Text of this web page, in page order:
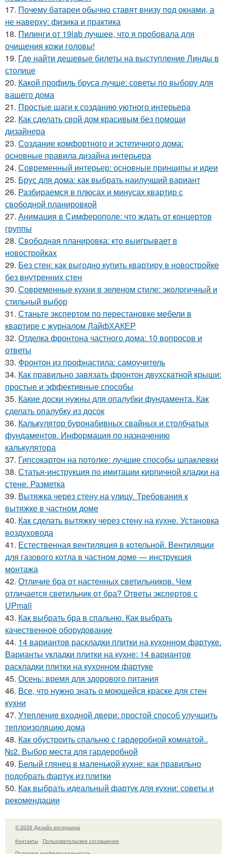
17. Почему батареи обычно ставят внизу под окнами, а
не наверху: физика и практика
18. Пилинги от 19lab лучшее, что я пробовала для
очищения кожи головы!
19. Где найти дешевые билеты на выступление Линды в
столице
20. Какой профиль бруса лучше: советы по выбору для
вашего дома
21. Простые шаги к созданию уютного интерьера
22. Как сделать свой дом красивым без помощи
дизайнера
23. Создание комфортного и эстетичного дома:
основные правила дизайна интерьера
24. Современный интерьер: основные принципы и идеи
25. Брус для дома: как выбрать наилучший вариант
26. Разбираемся в плюсах и минусах квартир с
свободной планировкой
27. Анимация в Симферополе: что ждать от концертов
группы
28. Свободная планировка: кто выигрывает в
новостройках
29. Без стен: как выгодно купить квартиру в новостройке
без внутренних стен
30. Современные кухни в зеленом стиле: экологичный и
стильный выбор
31. Станьте экспертом по перестановке мебели в
квартире с журналом ЛайфХАКЕР
32. Отделка фронтона частного дома: 10 вопросов и
ответы
33. Фронтон из профнастила: самоучитель
34. Как правильно завязать фронтон двухскатной крыши:
простые и эффективные способы
35. Какие доски нужны для опалубки фундамента. Как
сделать опалубку из досок
36. Калькулятор буронабивных свайных и столбчатых
фундаментов. Информация по назначению
калькулятора
37. Гипсокартон на потолке: лучшие способы шпаклевки
38. Статья-инструкция по имитации кирпичной кладки на
стене. Разметка
39. Вытяжка через стену на улицу. Требования к
вытяжке в частном доме
40. Как сделать вытяжку через стену на кухне. Установка
воздуховода
41. Естественная вентиляция в котельной. Вентиляции
для газового котла в частном доме — инструкция
монтажа
42. Отличие бра от настенных светильников. Чем
отличается светильник от бра? Ответы экспертов с
UPmall
43. Как выбрать бра в спальню. Как выбрать
качественное оборудование
44. 14 вариантов раскладки плитки на кухонном фартуке.
Варианты укладки плитки на кухне: 14 вариантов
раскладки плитки на кухонном фартуке
45. Осень: время для здорового питания
46. Все, что нужно знать о моющейся краске для стен
кухни
47. Утепление входной двери: простой способ улучшить
теплоизоляцию дома
48. Как обустроить спальню с гардеробной комнатой..
№2. Выбор места для гардеробной
49. Белый глянец в маленькой кухне: как правильно
подобрать фартук из плитки
50. Как выбрать идеальный фартук для кухни: советы и
рекомендации
© 2026 Дизайн интерьера
Контакты
Пользовательское соглашение